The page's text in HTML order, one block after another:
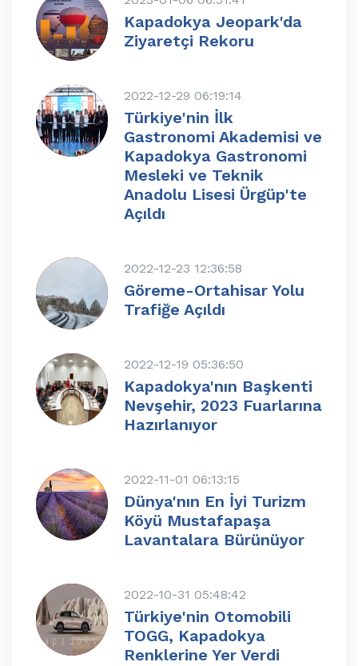
Kapadokya Jeopark'da
Ziyaretçi Rekoru
2022-12-29 06:19:14
Türkiye'nin İlk
Gastronomi Akademisi ve
Kapadokya Gastronomi
Mesleki ve Teknik
Anadolu Lisesi Ürgüp'te
Açıldı
2022-12-23 12:36:58
Göreme-Ortahisar Yolu
Trafiğe Açıldı
2022-12-19 05:36:50
Kapadokya'nın Başkenti
Nevşehir, 2023 Fuarlarına
Hazırlanıyor
2022-11-01 06:13:15
Dünya'nın En İyi Turizm
Köyü Mustafapaşa
Lavantalara Bürünüyor
2022-10-31 05:48:42
Türkiye'nin Otomobili
TOGG, Kapadokya
Renklerine Yer Verdi